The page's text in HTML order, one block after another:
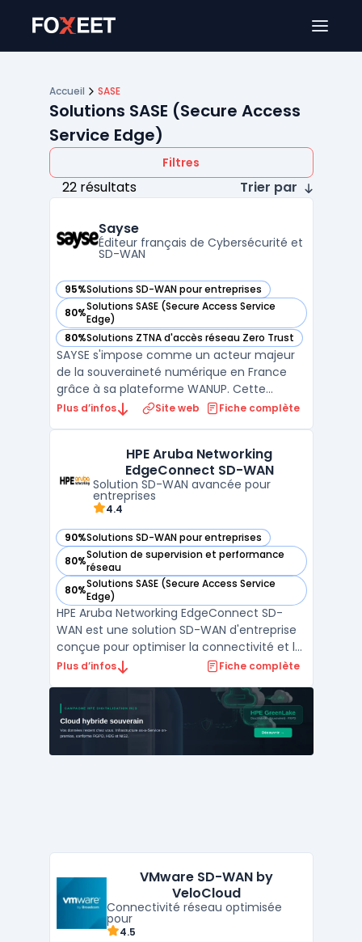
Accueil SASE
Solutions SASE (Secure Access
Service Edge)
Filtres
22 résultats Trier par
Sayse
Éditeur français de Cybersécurité et
SD-WAN
95%Solutions SD-WAN pour entreprises
— voir Sayse dans cette catégorie
80%Solutions SASE (Secure Access Service
Edge)
— voir Sayse dans cette catégorie
80%Solutions ZTNA d'accès réseau Zero Trust
— voir Sayse dans cette catégorie
SAYSE s'impose comme un acteur majeur
de la souveraineté numérique en France
grâce à sa plateforme WANUP. Cette
solution de SD-WAN permet aux entreprises
plusieurs types d'accès comme la fibre
optique, la 4G/5G ou le satel ...
Plus d’infos Site web Fiche complète
HPE Aruba Networking
EdgeConnect SD-WAN
Solution SD-WAN avancée pour
entreprises
4.4
90%Solutions SD-WAN pour entreprises
— voir HPE Aruba Networking EdgeConnect SD-WAN dans
80%Solution de supervision et performance
réseau
— voir HPE Aruba Networking EdgeConnect SD-WAN dans
80%Solutions SASE (Secure Access Service
Edge)
— voir HPE Aruba Networking EdgeConnect SD-WAN dans
HPE Aruba Networking EdgeConnect SD-
WAN est une solution SD-WAN d'entreprise
conçue pour optimiser la connectivité et la
sécurité des infrastructures réseaux. En
hybride, elle permet une gestion SD-WAN
avancée et une connectivité multi-cloud
performante, adaptée a ...
Plus d’infos Fiche complète
VMware SD-WAN by
VeloCloud
Connectivité réseau optimisée
pour
4.5